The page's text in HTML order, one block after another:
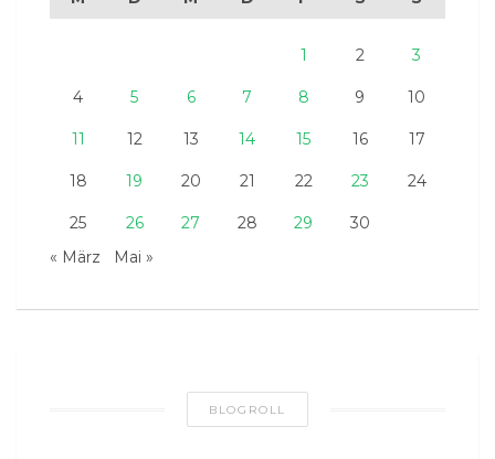
1 2 3
4 5 6 7 8 9 10
11 12 13 14 15 16 17
18 19 20 21 22 23 24
25 26 27 28 29
30
« März
Mai »
BLOGROLL